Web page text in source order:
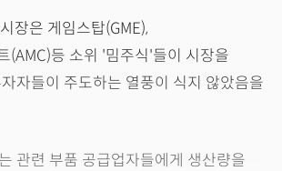
장은 게임스탑(GME),
(AMC)등 소위 '밈주식'들이 시장을
자들이 주도하는 열풍이 식지 않았음을
관련 부품 공급업자들에게 생산량을